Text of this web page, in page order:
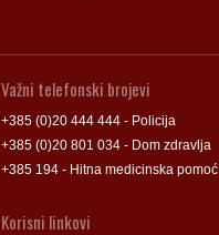
Važni telefonski brojevi
+385 (0)20 444 444 - Policija
+385 (0)20 801 034 - Dom zdravlja
+385 194 - Hitna medicinska pomoć
Korisni linkovi